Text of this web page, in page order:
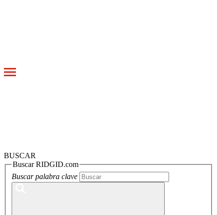
Toggle
BUSCAR
Buscar RIDGID.com
Buscar palabra clave